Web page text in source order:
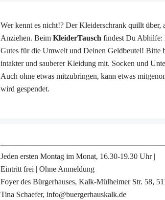
Wer kennt es nicht!? Der Kleiderschrank quillt über,
Anziehen. BeimKleiderTausch findest Du Abhilfe:
Gutes für die Umwelt und Deinen Geldbeutel! Bitte
intakter und sauberer Kleidung mit. Socken und
Auch ohne etwas mitzubringen, kann etwas
wird gespendet.
Jeden ersten Montag im Monat, 16.30-19.30 Uhr |
Eintritt frei | Ohne Anmeldung
Foyer des Bürgerhauses, Kalk-Mülheimer Str. 58,
Tina Schaefer, info@buergerhauskalk.de